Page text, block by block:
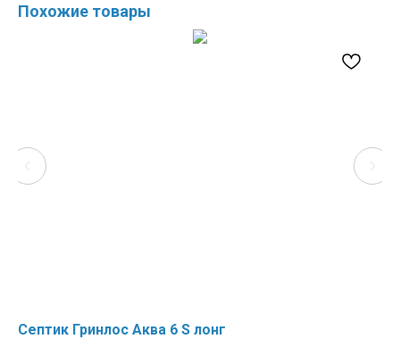
Похожие товары
Септик Гринлос Аква 6 S лонг